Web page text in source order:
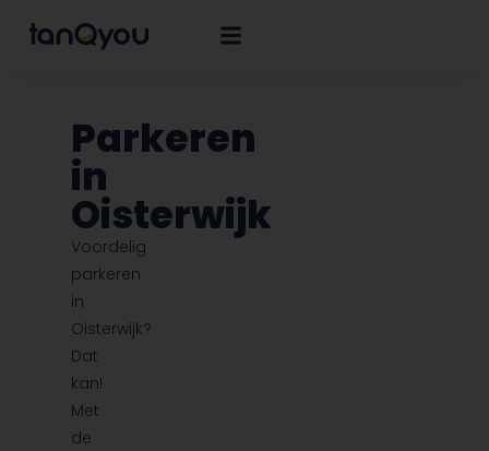
Parkeren
in
Oisterwijk
Voordelig
parkeren
in
Oisterwijk?
Dat
kan!
Met
de